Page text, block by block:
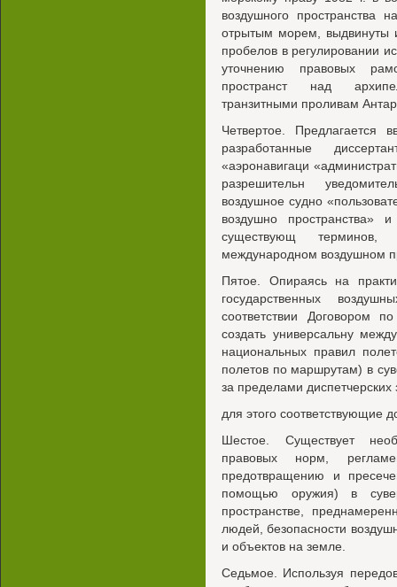
воздушного пространства
отрытым морем, выдвинуты
пробелов в регулировании
уточнению правовых
пространст над
транзитными проливам
Четвертое. Предлагается
разработанные
«аэронавигаци
разрешительн
воздушное судно
воздушно пространства»
существующ
международном воздушном
Пятое. Опираясь на
государственных
соответствии Договором
создать универсальну
национальных правил
полетов по маршрутам) в
за пределами диспетчерских
для этого соответствующие
Шестое. Существует
правовых норм,
предотвращению и
помощью оружия) в
пространстве,
людей, безопасности
и объектов на земле.
Седьмое. Используя